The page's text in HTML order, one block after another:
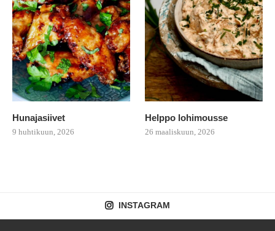
Hunajasiivet
9 huhtikuun, 2026
Helppo lohimousse
26 maaliskuun, 2026
INSTAGRAM